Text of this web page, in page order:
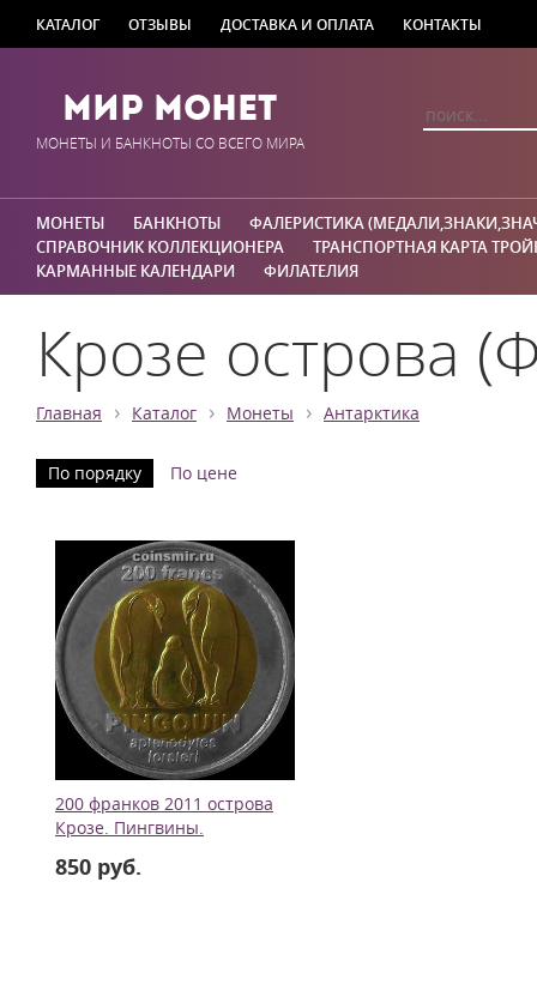
КАТАЛОГ ОТЗЫВЫ ДОСТАВКА И ОПЛАТА КОНТАКТЫ
Мир Монет
МОНЕТЫ И БАНКНОТЫ СО ВСЕГО МИРА
МОНЕТЫ БАНКНОТЫ
ФАЛЕРИСТИКА
СПРАВОЧНИК КОЛЛЕКЦИОНЕРА
ТРАНСПОРТНАЯ КАРТА
КАРМАННЫЕ КАЛЕНДАРИ
ФИЛАТЕЛИЯ
Крозе острова
Главная › Каталог › Монеты › Антарктика
По порядку По цене
200 франков 2011 острова
Крозе. Пингвины.
850 руб.